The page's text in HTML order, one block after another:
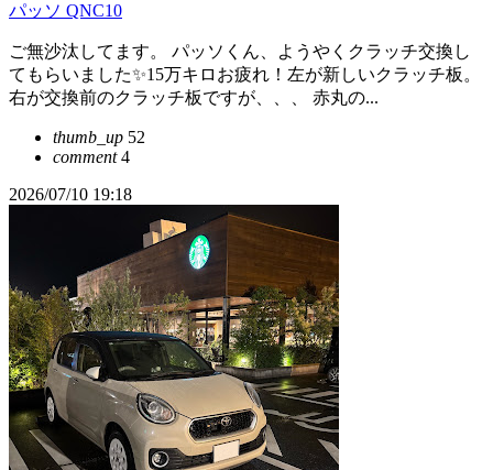
パッソ QNC10
ご無沙汰してます。 パッソくん、ようやくクラッチ交換し
てもらいました✨15万キロお疲れ！左が新しいクラッチ板。
右が交換前のクラッチ板ですが、、、 赤丸の...
thumb_up 52
comment4
2026/07/10 19:18